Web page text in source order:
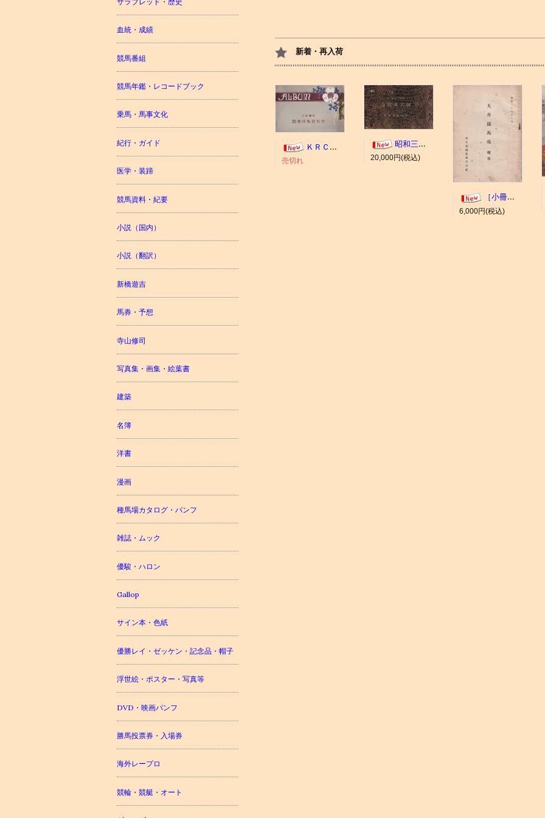
新着・再入荷
ＫＲＣ ＡＬＢＵＭ（京都競馬場写真帖）
売切れ
昭和三年十一月 御大典記念
20,000円(税込)
［小冊子］大井競馬場 概要
6,000円(税込)
血統・成績
競馬番組
競馬年鑑・レコードブック
乗馬・馬事文化
紀行・ガイド
医学・装蹄
競馬資料・紀要
小説（国内）
小説（翻訳）
新橋遊吉
馬券・予想
寺山修司
写真集・画集・絵葉書
建築
名簿
洋書
漫画
種馬場カタログ・パンフ
雑誌・ムック
優駿・ハロン
Gallop
サイン本・色紙
優勝レイ・ゼッケン・記念品・帽子
浮世絵・ポスター・写真等
DVD・映画パンフ
勝馬投票券・入場券
海外レープロ
競輪・競艇・オート